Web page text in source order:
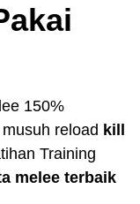
150%
reload kill
Training
melee terbaik